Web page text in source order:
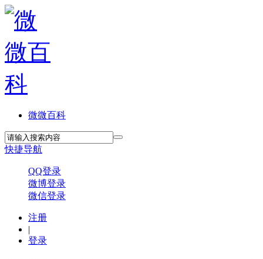
微微百科
快捷导航
QQ登录
微博登录
微信登录
注册
|
登录